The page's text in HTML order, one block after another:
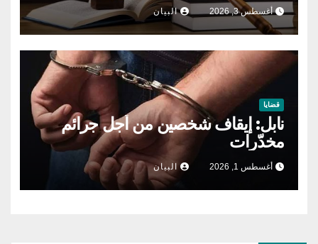
أغسطس 3, 2026 البيان
قضايا
نابل: إيقاف شخصين من أجل جرائم
مخدّرات
أغسطس 1, 2026 البيان